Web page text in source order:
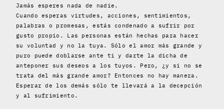
Jamás esperes nada de nadie.
Cuando esperas virtudes, acciones, sentimientos,
palabras o promesas, estás condenado a sufrir por
gusto propio. Las personas están hechas para hacer
su voluntad y no la tuya. Sólo el amor más grande y
puro puede doblarse ante ti y darte la dicha de
anteponer sus deseos a los tuyos. Pero, ¿y si no se
trata del más grande amor? Entonces no hay manera.
Esperar de los demás sólo te llevará a la decepción
y al sufrimiento.